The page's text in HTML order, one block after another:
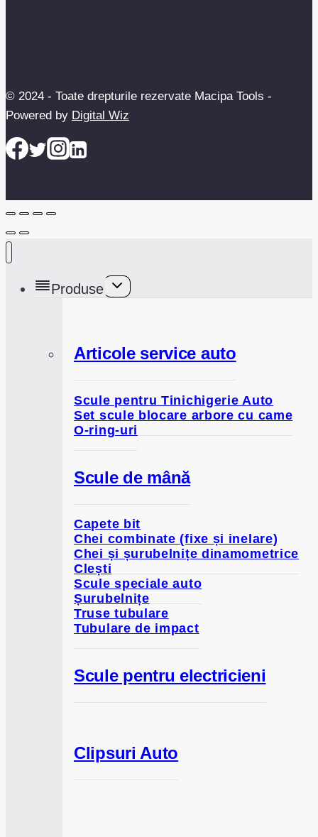
© 2024 - Toate drepturile rezervate Macipa Tools -
Powered by Digital Wiz
Produse
Toggle
child
Articole service auto
Scule pentru Tinichigerie Auto
Set scule blocare arbore cu came
O-ring-uri
Scule de mână
Capete bit
Chei combinate (fixe și inelare)
Chei și șurubelnițe dinamometrice
Clești
Scule speciale auto
Șurubelnițe
Truse tubulare
Tubulare de impact
Scule pentru electricieni
Clipsuri Auto